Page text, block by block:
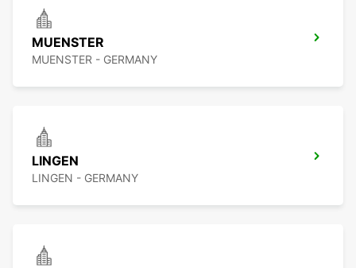
MUENSTER
MUENSTER - GERMANY
LINGEN
LINGEN - GERMANY